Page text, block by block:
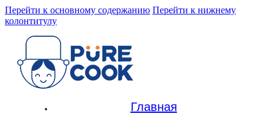
Перейти к основному содержанию Перейти к нижнему
колонтитулу
Главная